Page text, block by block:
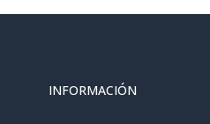
INFORMACIÓN